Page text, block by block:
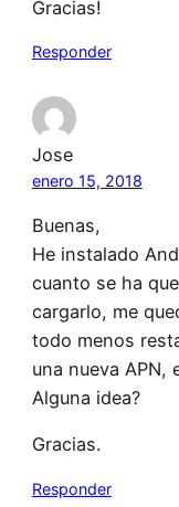
Gracias!
Responder
Jose
enero 15, 2018
Buenas,
He instalado
cuanto se ha
cargarlo, me
todo menos
una nueva APN,
Alguna idea?
Gracias.
Responder